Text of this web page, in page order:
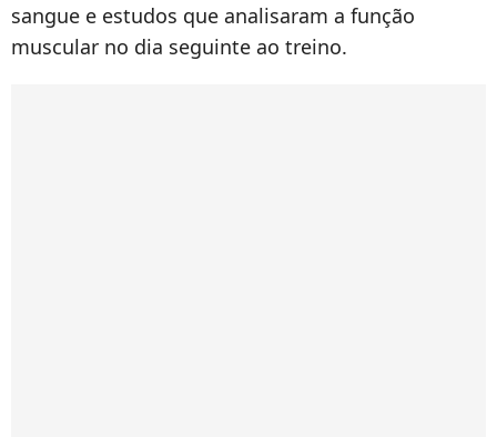
sangue e estudos que analisaram a função
muscular no dia seguinte ao treino.